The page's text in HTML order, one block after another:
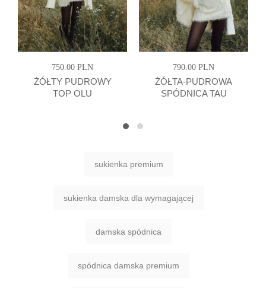
750.00 PLN
ŻÓŁTY PUDROWY
TOP OLU
790.00 PLN
ŻÓŁTA-PUDROWA
SPÓDNICA TAU
sukienka premium
sukienka damska dla wymagającej
damska spódnica
spódnica damska premium